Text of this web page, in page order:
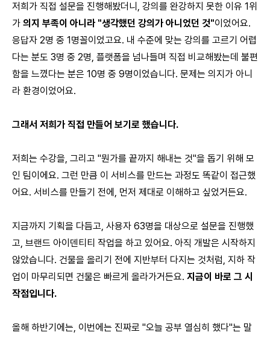
저희가 직접 설문을 진행해봤더니, 강의를 완강하지 못한 이유 1위
가 의지 부족이 아니라 "생각했던 강의가 아니었던 것"이었어요.
응답자 2명 중 1명꼴이었고요. 내 수준에 맞는 강의를 고르기 어렵
다는 분도 3명 중 2명, 플랫폼을 넘나들며 직접 비교해봤는데 불편
함을 느꼈다는 분은 10명 중 9명이었습니다. 문제는 의지가 아니
라 환경이었어요.
그래서 저희가 직접 만들어 보기로 했습니다.
저희는 수강을, 그리고 "뭔가를 끝까지 해내는 것"을 돕기 위해 모
인 팀이에요. 그런 만큼 이 서비스를 만드는 과정도 똑같이 접근했
어요. 서비스를 만들기 전에, 먼저 제대로 이해하고 싶었거든요.
지금까지 기획을 다듬고, 사용자 63명을 대상으로 설문을 진행했
고, 브랜드 아이덴티티 작업을 하고 있어요. 아직 개발은 시작하지
않았습니다. 건물을 올리기 전에 지반부터 다지는 것처럼, 지하 작
업이 마무리되면 건물은 빠르게 올라가거든요. 지금이 바로 그 시
작점입니다.
올해 하반기에는, 이번에는 진짜로 "오늘 공부 열심히 했다"는 말